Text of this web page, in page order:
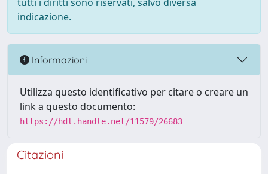
indicazione.
Informazioni
Utilizza questo identificativo per citare o creare un
link a questo documento:
https://hdl.handle.net/11579/26683
Citazioni